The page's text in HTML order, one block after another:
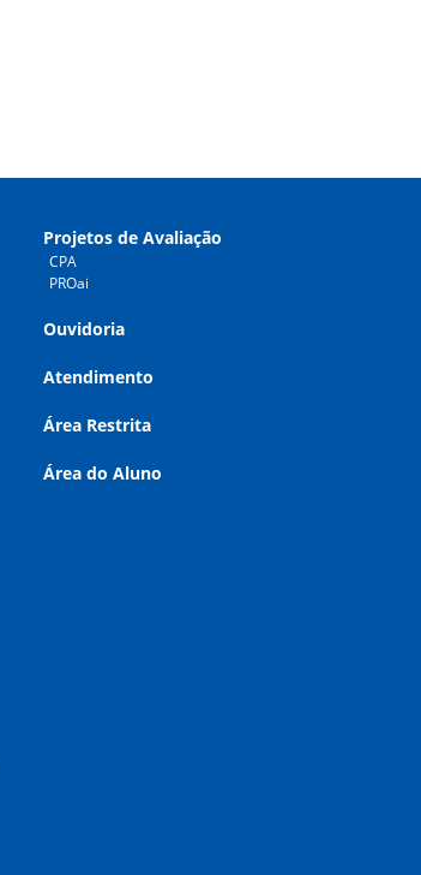
Projetos de Avaliação
CPA
PROai
Ouvidoria
Atendimento
Área Restrita
Área do Aluno